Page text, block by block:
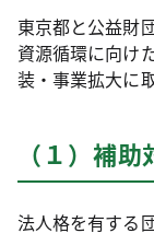
東京都と公益財
資源循環に向け
装・事業拡大に
（１）補
法人格を有する